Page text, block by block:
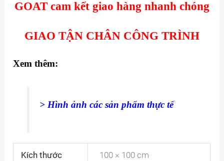
GOAT cam kết giao hàng nhanh chóng
GIAO TẬN CHÂN CÔNG TRÌNH
Xem thêm:
>Hình ảnh các sản phẩm thực tế
Kích thước 100 × 100 cm